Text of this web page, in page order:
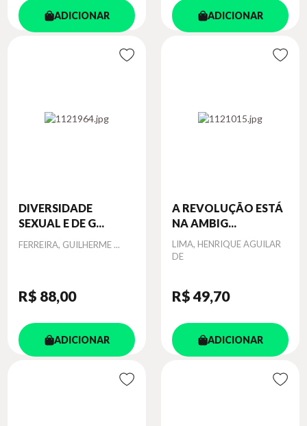
ADICIONAR ADICIONAR
DIVERSIDADE
SEXUAL E DE G...
Autor
FERREIRA, GUILHERME ...
R$ 88,00
ADICIONAR
A REVOLUÇÃO ESTÁ
NA AMBIG...
Autor
LIMA, HENRIQUE AGUILAR
DE
R$ 49,70
ADICIONAR